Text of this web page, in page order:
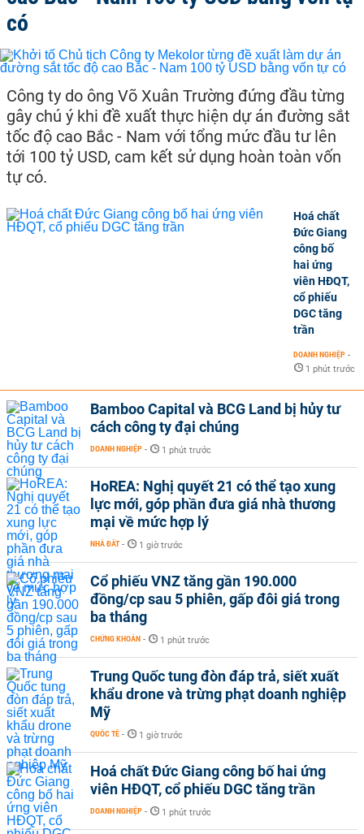
có
Công ty do ông Võ Xuân Trường đứng đầu từng
gây chú ý khi đề xuất thực hiện dự án đường sắt
tốc độ cao Bắc - Nam với tổng mức đầu tư lên
tới 100 tỷ USD, cam kết sử dụng hoàn toàn vốn
tự có.
Hoá chất
Đức Giang
công bố
hai ứng
viên HĐQT,
cổ phiếu
DGC tăng
trần
DOANH NGHIỆP -
1 phút trước
Bamboo Capital và BCG Land bị hủy tư
cách công ty đại chúng
DOANH NGHIỆP - 1 phút trước
HoREA: Nghị quyết 21 có thể tạo xung
lực mới, góp phần đưa giá nhà thương
mại về mức hợp lý
NHÀ ĐẤT - 1 giờ trước
Cổ phiếu VNZ tăng gần 190.000
đồng/cp sau 5 phiên, gấp đôi giá trong
ba tháng
CHỨNG KHOÁN - 1 phút trước
Trung Quốc tung đòn đáp trả, siết xuất
khẩu drone và trừng phạt doanh nghiệp
Mỹ
QUỐC TẾ - 1 giờ trước
Hoá chất Đức Giang công bố hai ứng
viên HĐQT, cổ phiếu DGC tăng trần
DOANH NGHIỆP - 1 phút trước